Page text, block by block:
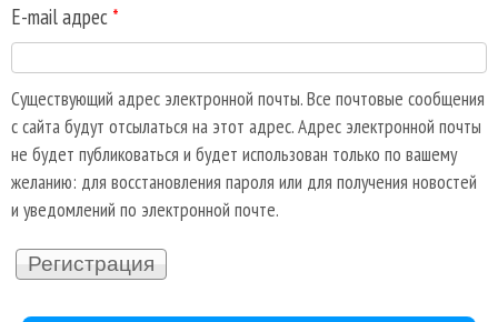
E-mail адрес *
Существующий адрес электронной почты. Все почтовые сообщения
с сайта будут отсылаться на этот адрес. Адрес электронной почты
не будет публиковаться и будет использован только по вашему
желанию: для восстановления пароля или для получения новостей
и уведомлений по электронной почте.